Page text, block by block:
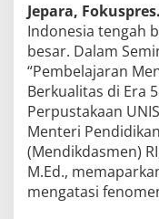
Jepara,
Indonesia tengah
besar. Dalam
“Pembelajaran
Berkualitas di Era
Perpustakaan
Menteri
(Mendikdasmen)
M.Ed.,
mengatasi